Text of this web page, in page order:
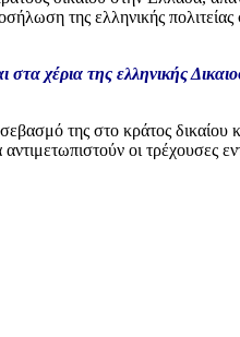
της ελληνικής
στα χέρια της ελληνικής
της στο κράτος δικαίου
οι τρέχουσες